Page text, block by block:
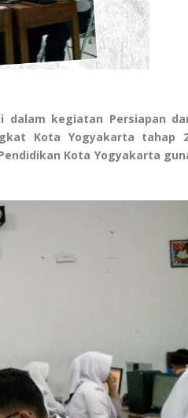
dalam kegiatan Persiapan
Kota Yogyakarta tahap
Kota Yogyakarta